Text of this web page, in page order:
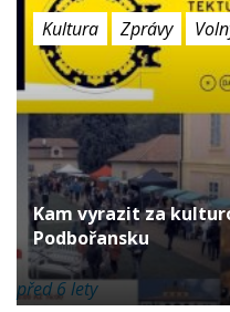
Kultura Zprávy
Kam vyrazit za
Podbořansku
před 6 lety